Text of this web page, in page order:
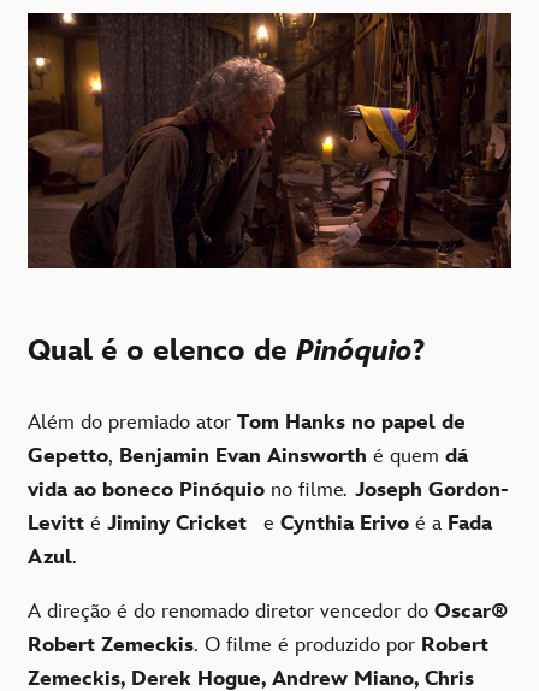
Qual é o elenco de Pinóquio?
Além do premiado ator Tom Hanks no papel de
Gepetto, Benjamin Evan Ainsworth é quem dá
vida ao boneco Pinóquio no filme. Joseph Gordon-
Levitt é Jiminy Cricket e Cynthia Erivo é a Fada
Azul.
A direção é do renomado diretor vencedor do Oscar®
Robert Zemeckis. O filme é produzido por Robert
Zemeckis, Derek Hogue, Andrew Miano, Chris